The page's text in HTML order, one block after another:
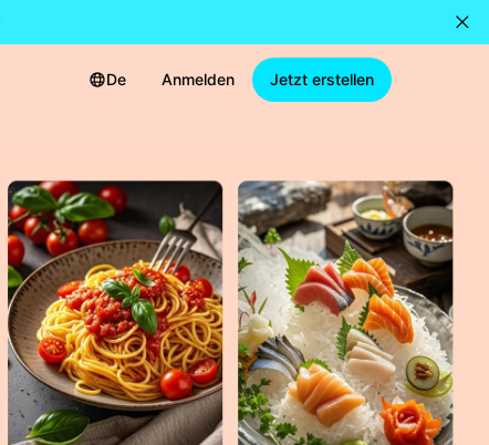
De Anmelden
Jetzt erstellen